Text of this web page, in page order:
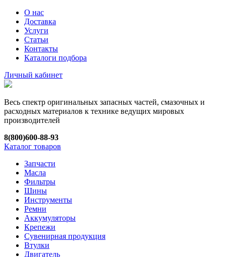
О нас
Доставка
Услуги
Статьи
Контакты
Каталоги подбора
Личный кабинет
Весь спектр оригинальных запасных частей, смазочных и
расходных материалов к технике ведущих мировых
производителей
8(800)600-88-93
Каталог товаров
Запчасти
Масла
Фильтры
Шины
Инструменты
Ремни
Аккумуляторы
Крепежи
Сувенирная продукция
Втулки
Двигатель